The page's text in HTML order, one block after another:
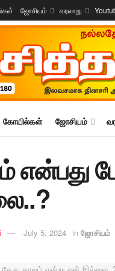
ஜோசியம் வரலாறு
கோயில்கள் ஜோசியம்
என்பது
July 5, 2024 in ஜோசியம்